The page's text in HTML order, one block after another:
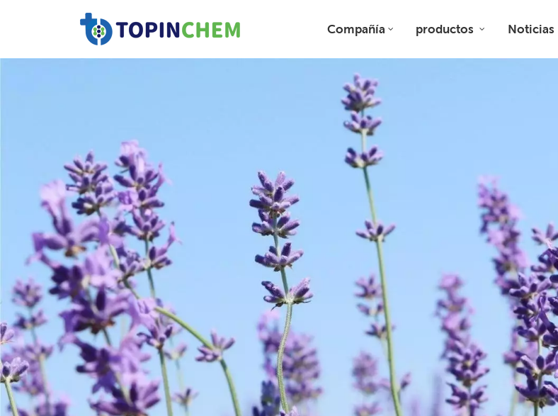
Compañía productos Noticias